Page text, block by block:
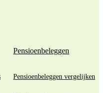
Pensioenbeleggen
Pensioenbeleggen vergelijken